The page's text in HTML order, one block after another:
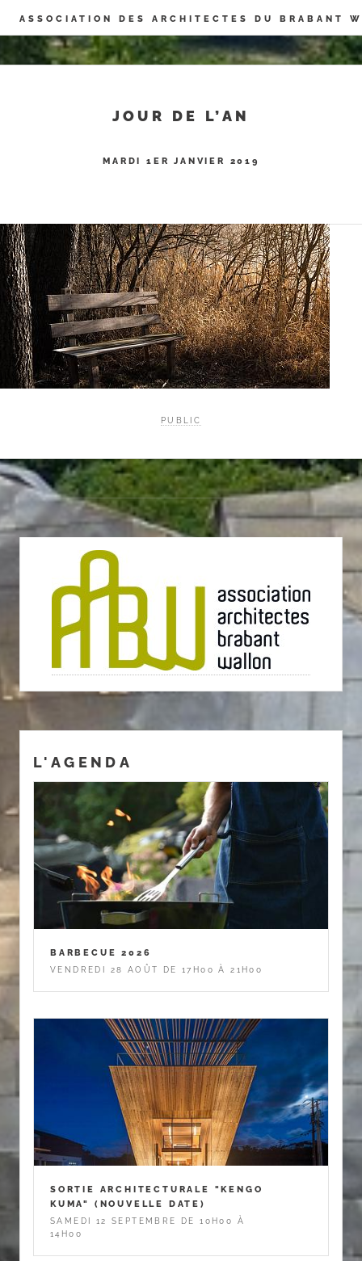
Panneau de gestion des cookies
ASSOCIATION DES ARCHITECTES DU BRABANT
JOUR DE L’AN
MARDI 1ER JANVIER 2019
PUBLIC
L'AGENDA
BARBECUE 2026
VENDREDI 28 AOÛT DE 17H00 À 21H00
SORTIE ARCHITECTURALE "KENGO
KUMA" (NOUVELLE DATE)
SAMEDI 12 SEPTEMBRE DE 10H00 À
14H00